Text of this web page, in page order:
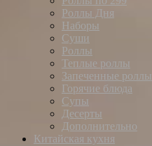
Роллы Дня
Наборы
Суши
Роллы
Теплые роллы
Запеченные роллы
Горячие блюда
Супы
Десерты
Дополнительно
Китайская кухня